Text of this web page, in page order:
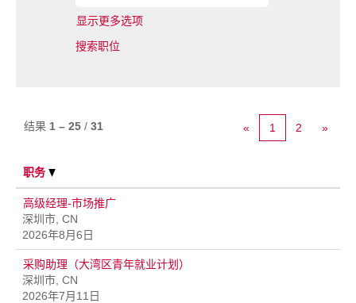
显示更多选项
结果 1 – 25 / 31 « 1 2 »
职务
高级经理-市场推广
深圳市, CN
2026年8月6日
采购助理（大湾区青年就业计划）
深圳市, CN
2026年7月11日